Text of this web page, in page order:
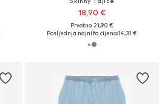
18,90 €
Prvotno: 21,90 €
Posljednja najniža cijena:14,31 €